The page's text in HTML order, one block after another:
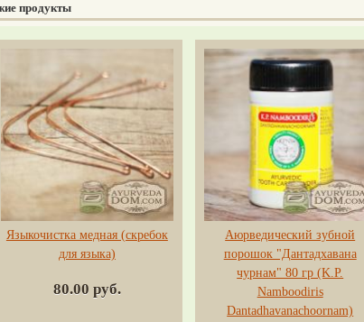
продукты
Языкочистка медная (скребок
для языка)
80.00 руб.
Аюрведический зубной
порошок "Дантадхавана
чурнам" 80 гр (K.P.
Namboodiris
Dantadhavanachoornam)